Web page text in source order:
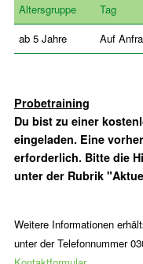
Altersgruppe Tag
ab 5 Jahre
Auf
Probetraining
Du bist zu einer
eingeladen. Eine
erforderlich. Bitte die
unter der Rubrik
Weitere Informationen
unter der Telefonnummer